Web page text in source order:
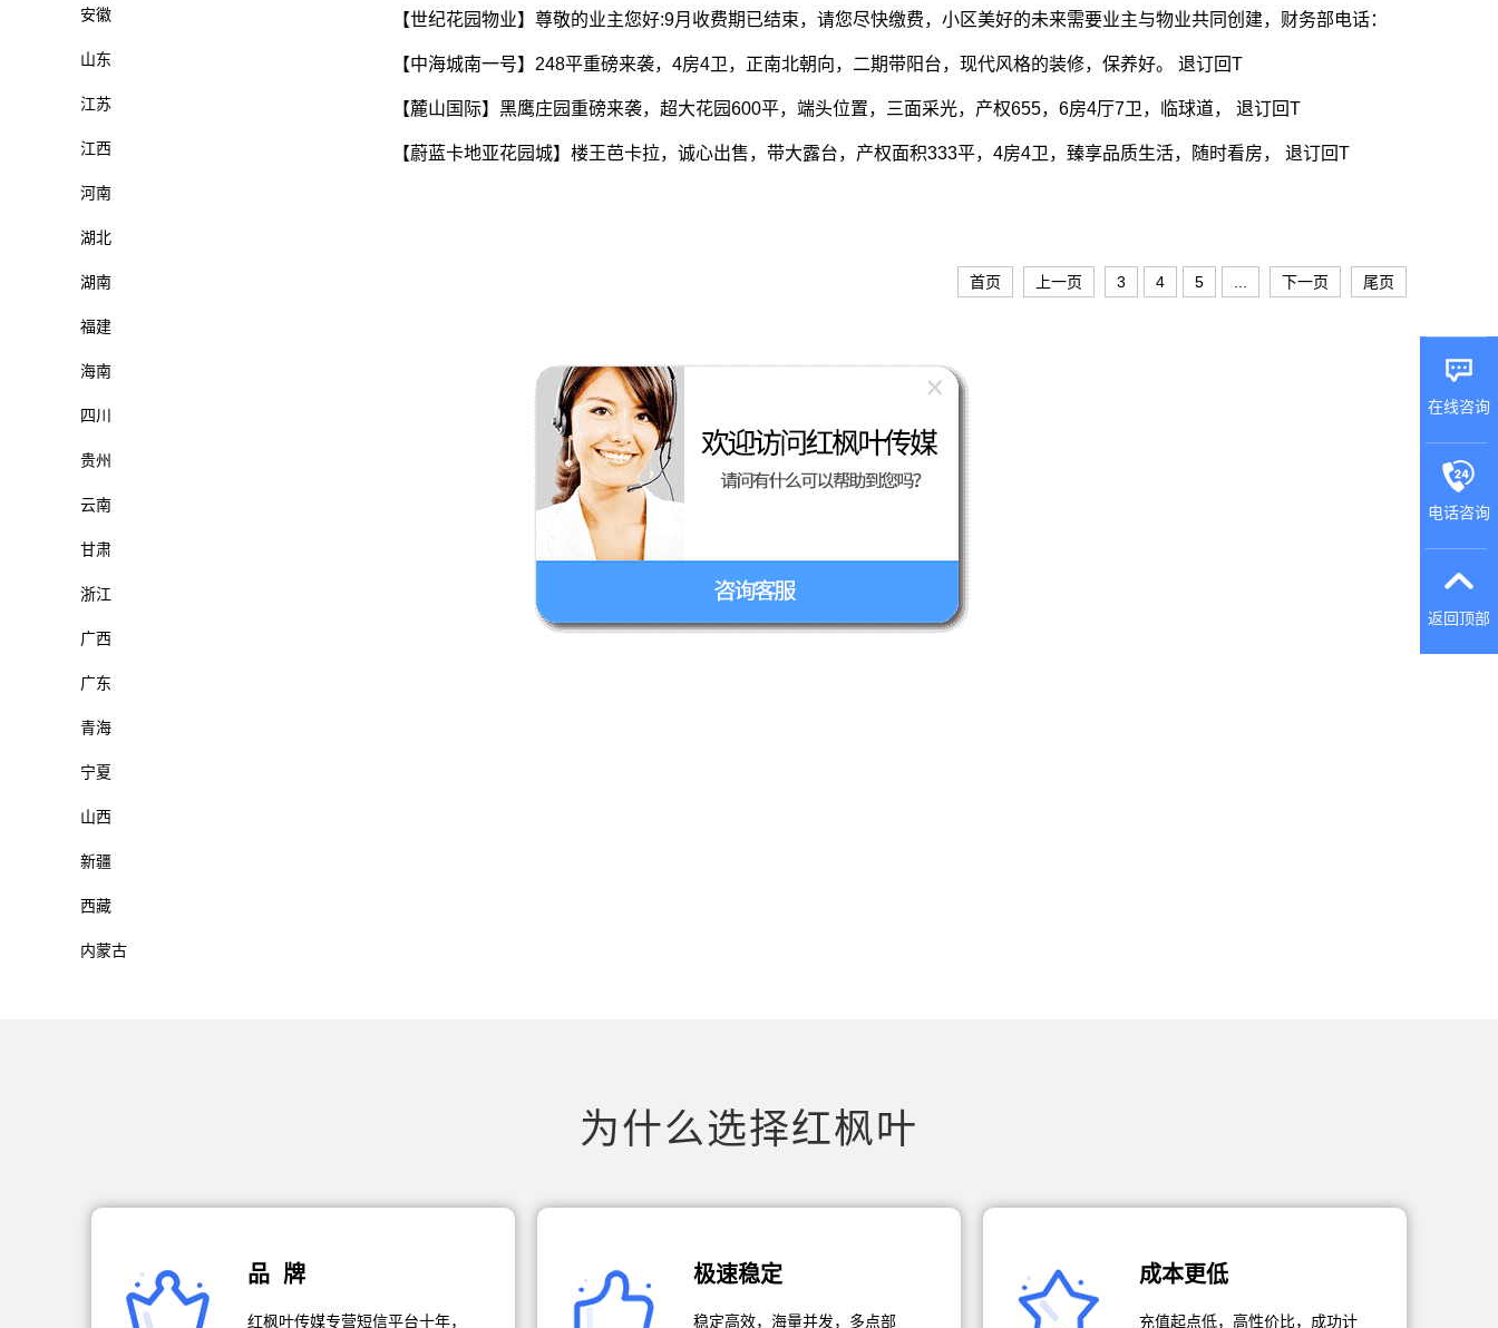
安徽
山东
江苏
江西
河南
湖北
湖南
福建
海南
四川
贵州
云南
甘肃
浙江
广西
广东
青海
宁夏
山西
新疆
西藏
内蒙古
【世纪花园物业】尊敬的业主您好:9月收费期已结束，请您尽快缴费，小区美好的未来需要业主与物业共同创建，财务部电话：
【中海城南一号】248平重磅来袭，4房4卫，正南北朝向，二期带阳台，现代风格的装修，保养好。 退订回T
【麓山国际】黑鹰庄园重磅来袭，超大花园600平，端头位置，三面采光，产权655，6房4厅7卫，临球道， 退订回T
【蔚蓝卡地亚花园城】楼王芭卡拉，诚心出售，带大露台，产权面积333平，4房4卫，臻享品质生活，随时看房， 退订回T
首页 上一页 3 4 5 下一页 尾页
为什么选择红枫叶
品 牌
红枫叶传媒专营短信平台十年，
极速稳定
稳定高效，海量并发，多点部
成本更低
充值起点低，高性价比，成功计
在线咨询
电话咨询
返回顶部